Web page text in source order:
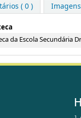
( 0 ) Imagens
da Escola Secundária